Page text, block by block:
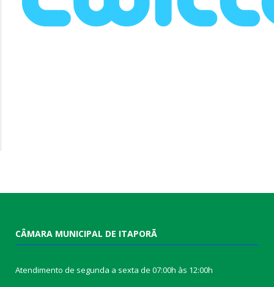
CÂMARA MUNICIPAL DE ITAPORÃ
Atendimento de segunda a sexta de 07:00h às 12:00h